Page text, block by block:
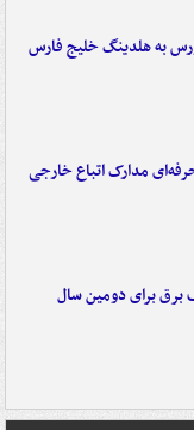
مدارک اتباع خارجی
برق برای دومین سال